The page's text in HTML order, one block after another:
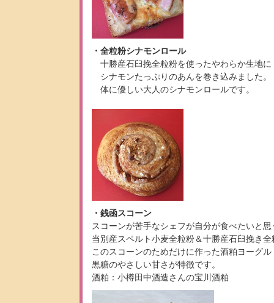
・全粒粉シナモンロール
十勝産石臼挽全粒粉を使ったやわらか生地に
シナモンたっぷりのあんを巻き込みました。
体に優しい大人のシナモンロールです。
・銭函スコーン
スコーンが苦手なシェフが自分が食べたいと
当別産スペルト小麦全粒粉＆十勝産石臼挽き全
このスコーンのためだけに作った酒粕ヨーグル
黒糖のやさしい甘さが特徴です。
酒粕：小樽田中酒造さんの宝川酒粕